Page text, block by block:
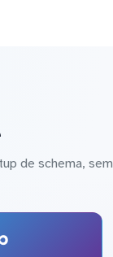
de schema, sem